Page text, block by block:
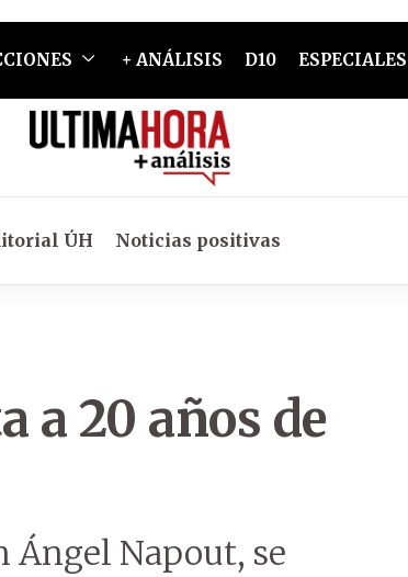
+ ANÁLISIS D10 ESPECIALES
ÚH Noticias positivas
a 20 años de
Ángel Napout, se